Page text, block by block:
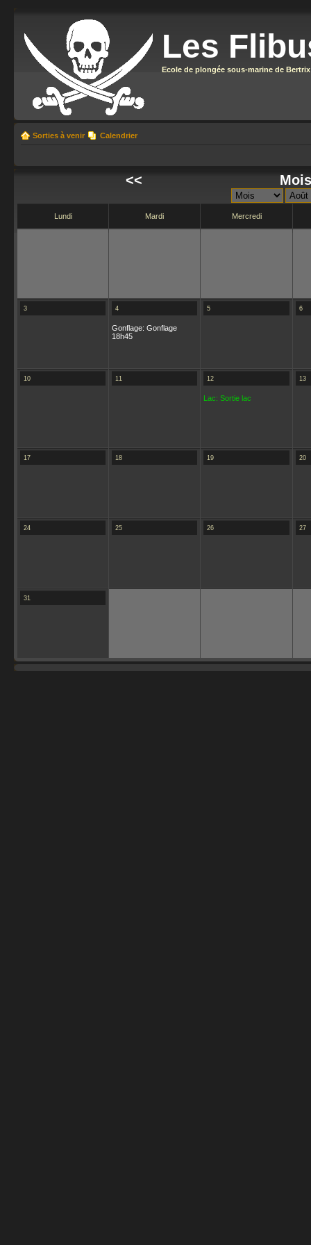
Les
Ecole de plongée sous-marine de Bertrix
Sorties à venir Calendrier
<<
Lundi Mardi Mercredi
3 4
Gonflage: Gonflage
18h45
5 6
10 11 12
Lac: Sortie lac
13
17 18 19 20
24 25 26 27
31